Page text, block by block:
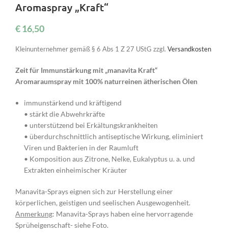
Aromaspray „Kraft“
€16,50
Kleinunternehmer gemäß § 6 Abs 1 Z 27 UStG zzgl. Versandkosten
Zeit für Immunstärkung mit „manavita Kraft“
Aromaraumspray mit 100% naturreinen ätherischen Ölen
immunstärkend und kräftigend
• stärkt die Abwehrkräfte
• unterstützend bei Erkältungskrankheiten
• überdurchschnittlich antiseptische Wirkung, eliminiert
Viren und Bakterien in der Raumluft
• Komposition aus Zitrone, Nelke, Eukalyptus u. a. und
Extrakten einheimischer Kräuter
Manavita-Sprays eignen sich zur Herstellung einer
körperlichen, geistigen und seelischen Ausgewogenheit.
Anmerkung: Manavita-Sprays haben eine hervorragende
Sprüheigenschaft- siehe Foto.